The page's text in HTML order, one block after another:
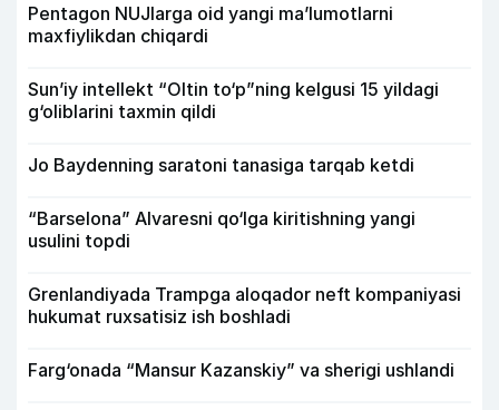
Pentagon NUJlarga oid yangi maʼlumotlarni
maxfiylikdan chiqardi
Sun’iy intellekt “Oltin to‘p”ning kelgusi 15 yildagi
g‘oliblarini taxmin qildi
Jo Baydenning saratoni tanasiga tarqab ketdi
“Barselona” Alvaresni qo‘lga kiritishning yangi
usulini topdi
Grenlandiyada Trampga aloqador neft kompaniyasi
hukumat ruxsatisiz ish boshladi
Farg‘onada “Mansur Kazanskiy” va sherigi ushlandi